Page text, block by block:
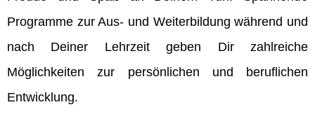
Programme zur Aus- und Weiterbildung während und
nach Deiner Lehrzeit geben Dir zahlreiche
Möglichkeiten zur persönlichen und beruflichen
Entwicklung.